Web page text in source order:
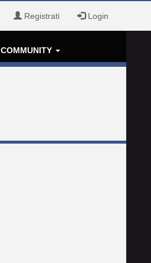
Registrati Login
COMMUNITY